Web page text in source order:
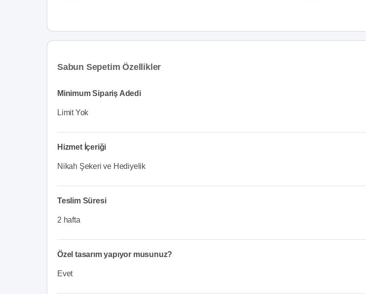
Sabun Sepetim Özellikler
Minimum Sipariş Adedi
Limit Yok
Hizmet İçeriği
Nikah Şekeri ve Hediyelik
Teslim Süresi
2 hafta
Özel tasarım yapıyor musunuz?
Evet